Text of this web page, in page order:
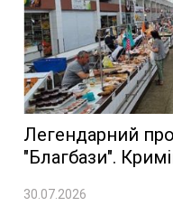
Легендарний
"Благбази".
30.07.2026